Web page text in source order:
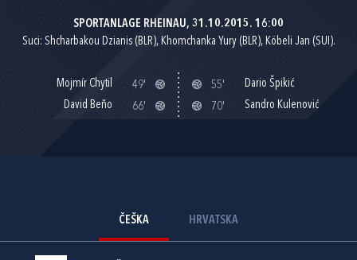
SPORTANLAGE RHEINAU, 31.10.2015. 16:00
Suci: Shcharbakou Dzianis (BLR), Khomchanka Yury (BLR), Köbeli Jan (SUI).
Mojmír Chytil
49'
David Beňo
66'
55'
Dario Špikić
70'
Sandro Kulenović
ČEŠKA HRVATSKA